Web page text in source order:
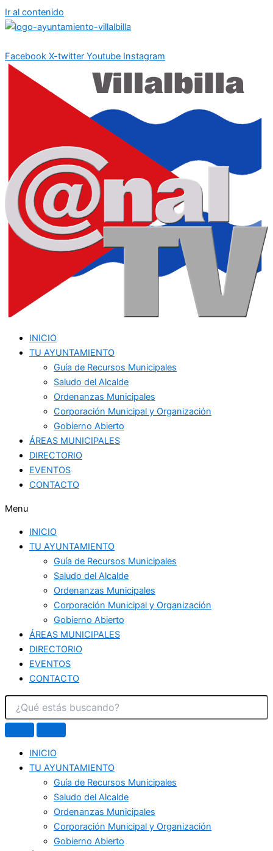
Ir al contenido
Facebook X-twitter Youtube Instagram
INICIO
TU AYUNTAMIENTO
Guía de Recursos Municipales
Saludo del Alcalde
Ordenanzas Municipales
Corporación Municipal y Organización
Gobierno Abierto
ÁREAS MUNICIPALES
DIRECTORIO
EVENTOS
CONTACTO
Menu
INICIO
TU AYUNTAMIENTO
Guía de Recursos Municipales
Saludo del Alcalde
Ordenanzas Municipales
Corporación Municipal y Organización
Gobierno Abierto
ÁREAS MUNICIPALES
DIRECTORIO
EVENTOS
CONTACTO
INICIO
TU AYUNTAMIENTO
Guía de Recursos Municipales
Saludo del Alcalde
Ordenanzas Municipales
Corporación Municipal y Organización
Gobierno Abierto